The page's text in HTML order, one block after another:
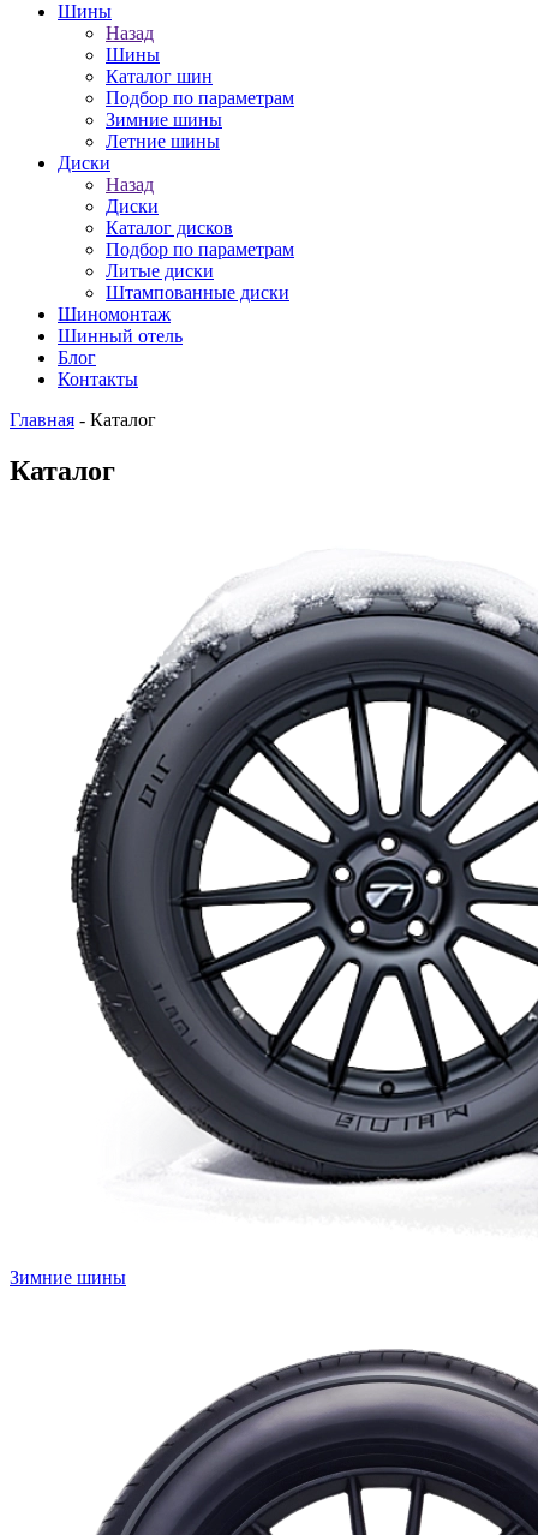
Шины
Назад
Шины
Каталог шин
Подбор по параметрам
Зимние шины
Летние шины
Диски
Назад
Диски
Каталог дисков
Подбор по параметрам
Литые диски
Штампованные диски
Шиномонтаж
Шинный отель
Блог
Контакты
Главная - Каталог
Каталог
Зимние шины